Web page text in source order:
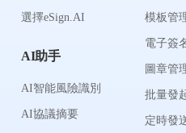
選擇eSign.AI
AI助手
AI智能風險識別
AI協議摘要
模板管
電子簽
圖章管
批量發
定時發